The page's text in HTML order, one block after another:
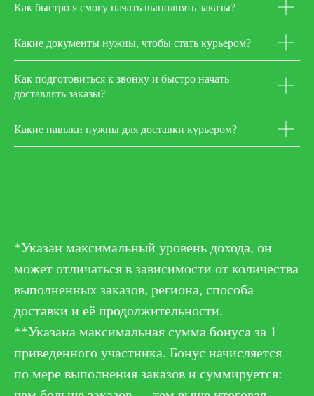
Как быстро я смогу начать выполнять заказы?
Какие документы нужны, чтобы стать курьером?
Как подготовиться к звонку и быстро начать
доставлять заказы?
Какие навыки нужны для доставки курьером?
*Указан максимальный уровень дохода, он
может отличаться в зависимости от количества
выполненных заказов, региона, способа
доставки и её продолжительности.
**Указана максимальная сумма бонуса за 1
приведенного участника. Бонус начисляется
по мере выполнения заказов и суммируется: